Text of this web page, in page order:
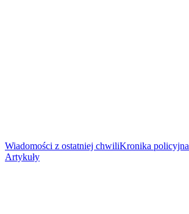
Wiadomości z ostatniej chwiliKronika policyjna
Artykuły